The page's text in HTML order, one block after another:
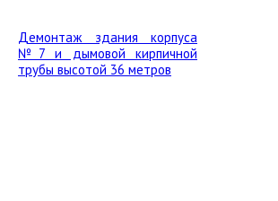
Демонтаж здания корпуса
№7 и дымовой кирпичной
трубы высотой 36 метров